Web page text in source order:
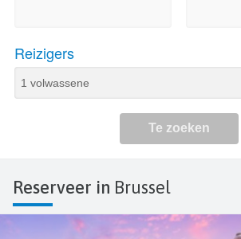
Reserveer in Brussel